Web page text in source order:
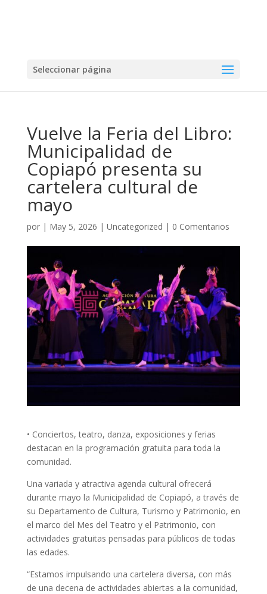
Seleccionar página
Vuelve la Feria del Libro:
Municipalidad de
Copiapó presenta su
cartelera cultural de
mayo
por | May 5, 2026 | Uncategorized | 0 Comentarios
• Conciertos, teatro, danza, exposiciones y ferias
destacan en la programación gratuita para toda la
comunidad.
Una variada y atractiva agenda cultural ofrecerá
durante mayo la Municipalidad de Copiapó, a través de
su Departamento de Cultura, Turismo y Patrimonio, en
el marco del Mes del Teatro y el Patrimonio, con
actividades gratuitas pensadas para públicos de todas
las edades.
“Estamos impulsando una cartelera diversa, con más
de una decena de actividades abiertas a la comunidad,